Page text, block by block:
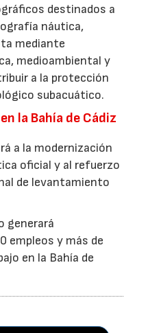
destinados a
náutica,
mediante
medioambiental y
a la protección
subacuático.
la Bahía de Cádiz
a la modernización
oficial y al refuerzo
de levantamiento
generará
empleos y más de
en la Bahía de